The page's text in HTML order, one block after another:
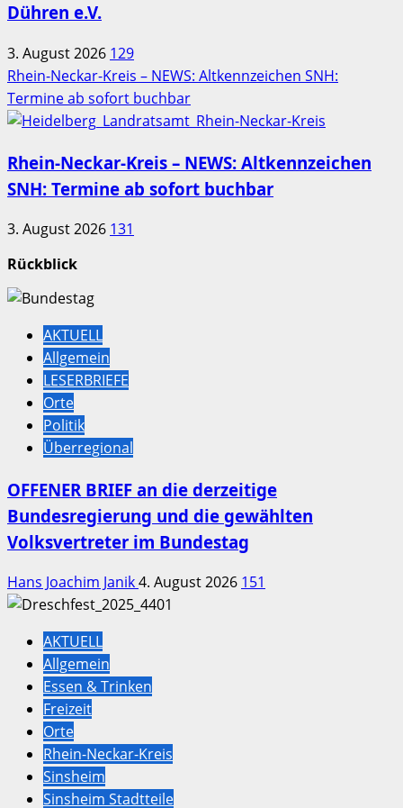
Dühren e.V.
3. August 2026 129
Rhein-Neckar-Kreis – NEWS: Altkennzeichen SNH:
Termine ab sofort buchbar
Rhein-Neckar-Kreis – NEWS: Altkennzeichen
SNH: Termine ab sofort buchbar
3. August 2026 131
Rückblick
AKTUELL
Allgemein
LESERBRIEFE
Orte
Politik
Überregional
OFFENER BRIEF an die derzeitige
Bundesregierung und die gewählten
Volksvertreter im Bundestag
Hans Joachim Janik4. August 2026 151
AKTUELL
Allgemein
Essen & Trinken
Freizeit
Orte
Rhein-Neckar-Kreis
Sinsheim
Sinsheim Stadtteile